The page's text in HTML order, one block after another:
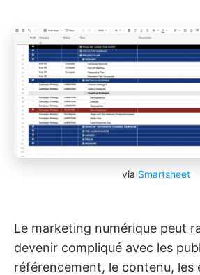
via Smartsheet
Le marketing numérique peut
devenir compliqué avec les
référencement, le contenu, les